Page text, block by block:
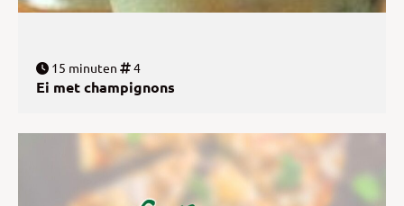
15 minuten 4
Ei met champignons